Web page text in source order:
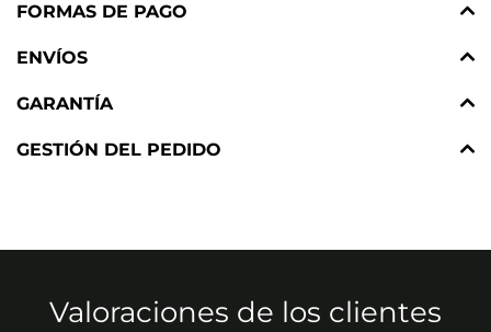
FORMAS DE PAGO
ENVÍOS
GARANTÍA
GESTIÓN DEL PEDIDO
Valoraciones de los clientes